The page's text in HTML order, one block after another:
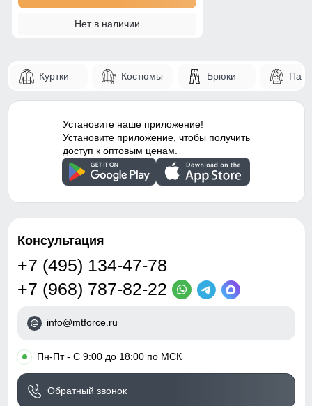
Нет в наличии
Куртки Костюмы Брюки
Установите наше приложение!
Установите приложение, чтобы получить
доступ к оптовым ценам.
Консультация
+7 (495) 134-47-78
+7 (968) 787-82-22
info@mtforce.ru
• Пн-Пт - С 9:00 до 18:00 по МСК
Обратный звонок